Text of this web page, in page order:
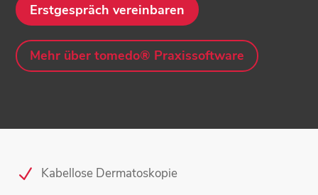
Erstgespräch vereinbaren
Mehr über tomedo® Praxissoftware
Kabellose Dermatoskopie